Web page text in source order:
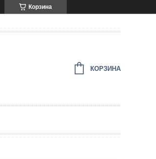
Корзина
КОРЗИНА